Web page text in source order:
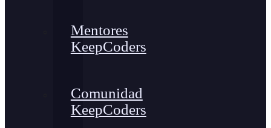
Mentores
KeepCoders
Comunidad
KeepCoders